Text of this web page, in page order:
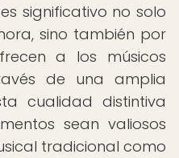
significativo no solo
sino también por
a los músicos
de una amplia
cualidad distintiva
sean valiosos
tradicional como